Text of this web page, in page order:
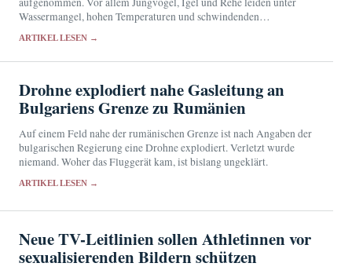
Wassermangel, hohen Temperaturen und schwindenden
ARTIKEL LESEN →
Drohne explodiert nahe Gasleitung an
Bulgariens Grenze zu Rumänien
Auf einem Feld nahe der rumänischen Grenze ist nach Angaben der
bulgarischen Regierung eine Drohne explodiert. Verletzt wurde
niemand. Woher das Fluggerät kam, ist bislang ungeklärt.
ARTIKEL LESEN →
Neue TV-Leitlinien sollen Athletinnen vor
sexualisierenden Bildern schützen